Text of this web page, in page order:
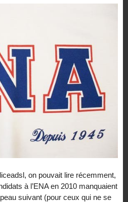
on pouvait lire récemment,
à l’ENA en 2010 manquaient
suivant (pour ceux qui ne se